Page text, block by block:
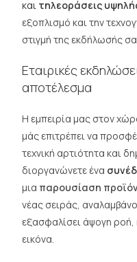
και τηλεοράσεις
εξοπλισμό και την
στιγμή της εκδήλωσής
Εταιρικές
αποτέλεσμα
Η εμπειρία μας στον
μάς επιτρέπει να
τεχνική αρτιότητα και
διοργανώνετε ένα
μια παρουσίαση
νέας σειράς,
εξασφαλίσει άψογη
εικόνα.